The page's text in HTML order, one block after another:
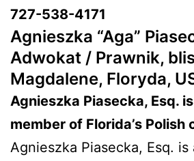
727-538-4171
Agnieszka “Aga”
Adwokat / Prawnik,
Magdalene, Floryda,
Agnieszka Piasecka, Esq.
member of Florida’s Polish
Agnieszka Piasecka, Esq. is